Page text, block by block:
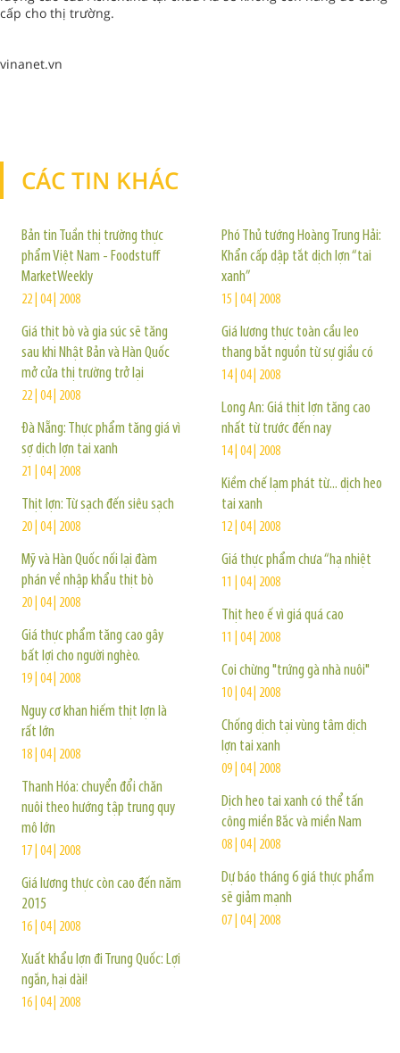
cấp cho thị trường.
vinanet.vn
CÁC TIN KHÁC
Bản tin Tuần thị trường thực
phẩm Việt Nam - Foodstuff
MarketWeekly
22 | 04 | 2008
Giá thịt bò và gia súc sẽ tăng
sau khi Nhật Bản và Hàn Quốc
mở cửa thị trường trở lại
22 | 04 | 2008
Đà Nẵng: Thực phẩm tăng giá vì
sợ dịch lợn tai xanh
21 | 04 | 2008
Thịt lợn: Từ sạch đến siêu sạch
20 | 04 | 2008
Mỹ và Hàn Quốc nối lại đàm
phán về nhập khẩu thịt bò
20 | 04 | 2008
Giá thực phẩm tăng cao gây
bất lợi cho người nghèo.
19 | 04 | 2008
Nguy cơ khan hiếm thịt lợn là
rất lớn
18 | 04 | 2008
Thanh Hóa: chuyển đổi chăn
nuôi theo hướng tập trung quy
mô lớn
17 | 04 | 2008
Giá lương thực còn cao đến năm
2015
16 | 04 | 2008
Xuất khẩu lợn đi Trung Quốc: Lợi
ngắn, hại dài!
16 | 04 | 2008
Phó Thủ tướng Hoàng Trung Hải:
Khẩn cấp dập tắt dịch lợn “tai
xanh”
15 | 04 | 2008
Giá lương thực toàn cầu leo
thang bắt nguồn từ sự giầu có
14 | 04 | 2008
Long An: Giá thịt lợn tăng cao
nhất từ trước đến nay
14 | 04 | 2008
Kiềm chế lạm phát từ... dịch heo
tai xanh
12 | 04 | 2008
Giá thực phẩm chưa “hạ nhiệt
11 | 04 | 2008
Thịt heo ế vì giá quá cao
11 | 04 | 2008
Coi chừng "trứng gà nhà nuôi"
10 | 04 | 2008
Chống dịch tại vùng tâm dịch
lợn tai xanh
09 | 04 | 2008
Dịch heo tai xanh có thể tấn
công miền Bắc và miền Nam
08 | 04 | 2008
Dự báo tháng 6 giá thực phẩm
sẽ giảm mạnh
07 | 04 | 2008